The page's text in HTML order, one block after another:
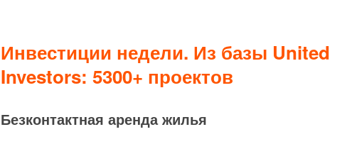
Инвестиции недели. Из базы United
Investors: 5300+ проектов
Безконтактная аренда жилья